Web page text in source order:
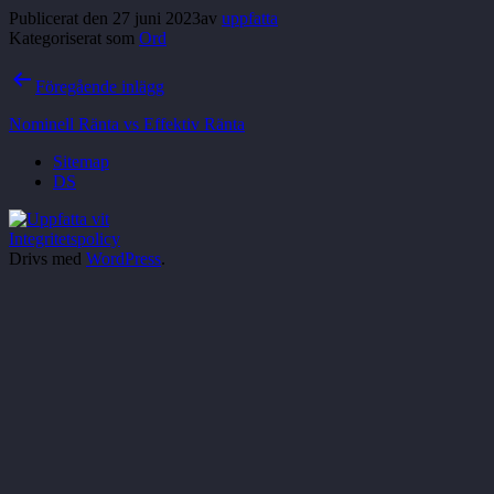
Publicerat den 27 juni 2023av uppfatta
Kategoriserat som Ord
Inläggsnavigering
Föregående inlägg
Nominell Ränta vs Effektiv Ränta
Sitemap
DS
Integritetspolicy
Drivs med WordPress.